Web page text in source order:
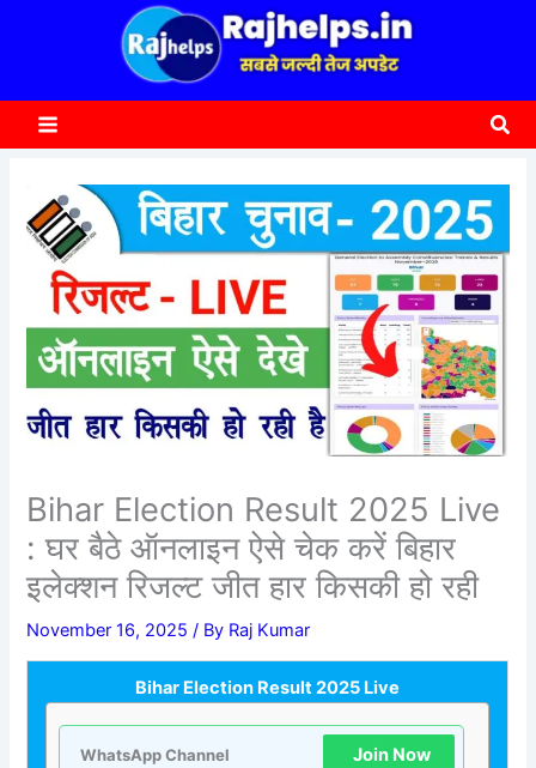
Bihar Election Result 2025 Live
: घर बैठे ऑनलाइन ऐसे चेक करें बिहार
इलेक्शन रिजल्ट जीत हार किसकी हो रही
November 16, 2025/ By Raj Kumar
Bihar Election Result 2025 Live
WhatsApp Channel Join Now
c